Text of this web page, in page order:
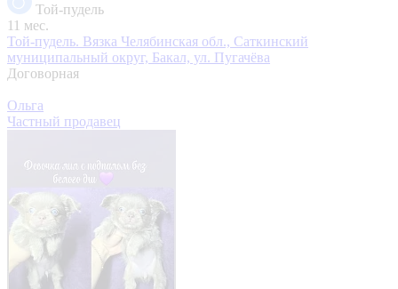
Той-пудель
11 мес.
Той-пудель. Вязка Челябинская обл., Саткинский
муниципальный округ, Бакал, ул. Пугачёва
Договорная
Ольга
Частный продавец